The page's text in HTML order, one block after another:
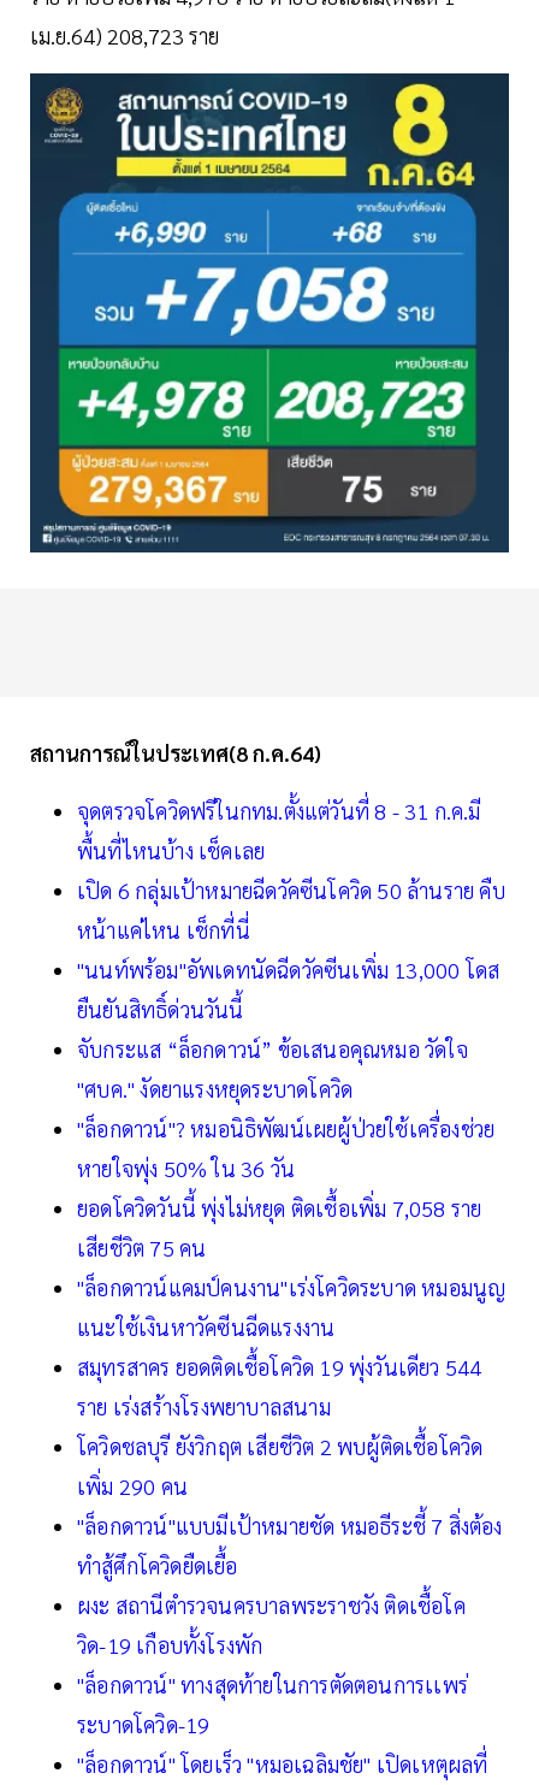
เม.ย.64) 208,723 ราย
สถานการณ์ในประเทศ(8 ก.ค.64)
จุดตรวจโควิดฟรีในกทม.ตั้งแต่วันที่ 8 - 31 ก.ค.มี
พื้นที่ไหนบ้าง เช็คเลย
เปิด 6 กลุ่มเป้าหมายฉีดวัคซีนโควิด 50 ล้านราย คืบ
หน้าแค่ไหน เช็กที่นี่
"นนท์พร้อม"อัพเดทนัดฉีดวัคซีนเพิ่ม 13,000 โดส
ยืนยันสิทธิ์ด่วนวันนี้
จับกระแส “ล็อกดาวน์” ข้อเสนอคุณหมอ วัดใจ
"ศบค." งัดยาแรงหยุดระบาดโควิด
"ล็อกดาวน์"? หมอนิธิพัฒน์เผยผู้ป่วยใช้เครื่องช่วย
หายใจพุ่ง 50% ใน 36 วัน
ยอดโควิดวันนี้ พุ่งไม่หยุด ติดเชื้อเพิ่ม 7,058 ราย
เสียชีวิต 75 คน
"ล็อกดาวน์แคมป์คนงาน"เร่งโควิดระบาด หมอมนูญ
แนะใช้เงินหาวัคซีนฉีดแรงงาน
สมุทรสาคร ยอดติดเชื้อโควิด 19 พุ่งวันเดียว 544
ราย เร่งสร้างโรงพยาบาลสนาม
โควิดชลบุรี ยังวิกฤต เสียชีวิต 2 พบผู้ติดเชื้อโควิด
เพิ่ม 290 คน
"ล็อกดาวน์"แบบมีเป้าหมายชัด หมอธีระชี้ 7 สิ่งต้อง
ทำสู้ศึกโควิดยืดเยื้อ
ผงะ สถานีตำรวจนครบาลพระราชวัง ติดเชื้อโค
วิด-19 เกือบทั้งโรงพัก
"ล็อกดาวน์" ทางสุดท้ายในการตัดตอนการเเพร่
ระบาดโควิด-19
"ล็อกดาวน์" โดยเร็ว "หมอเฉลิมชัย" เปิดเหตุผลที่